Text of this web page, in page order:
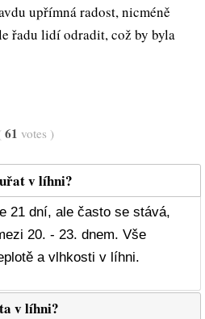
upřímná radost, nicméně
řadu lidí odradit, což by byla
61 votes )
v líhni?
21 dní, ale často se stává,
20. - 23. dnem. Vše
a vlhkosti v líhni.
v líhni?